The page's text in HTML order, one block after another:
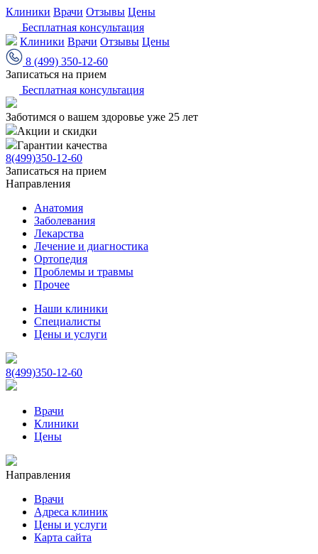
Клиники Врачи Отзывы Цены
Бесплатная консультация
Клиники Врачи Отзывы Цены
8 (499) 350-12-60
Записаться на прием
Бесплатная консультация
Заботимся о вашем здоровье уже 25 лет
Акции и скидки
Гарантии качества
8(499)350-12-60
Записаться на прием
Направления
Анатомия
Заболевания
Лекарства
Лечение и диагностика
Ортопедия
Проблемы и травмы
Прочее
Наши клиники
Специалисты
Цены и услуги
8(499)350-12-60
Врачи
Клиники
Цены
Направления
Врачи
Адреса клиник
Цены и услуги
Карта сайта